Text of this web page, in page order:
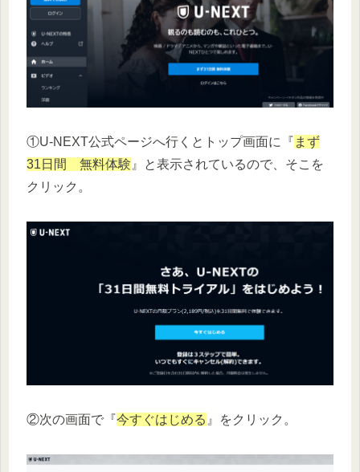
①U-NEXT公式ページへ行くとトップ画面に『 まず
31日間 無料体験 』と表示されているので、そこを
クリック。
②次の画面で『今すぐはじめる 』をクリック。